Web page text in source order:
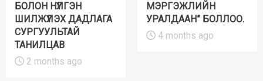
БОЛОН НҮҮЛГЭН
ШИЛЖҮҮЛЭХ ДАДЛАГА
СУРГУУЛЬТАЙ
ТАНИЛЦАВ
2 months ago
МЭРГЭЖЛИЙН
УРАЛДААН” БОЛЛОО.
4 months ago